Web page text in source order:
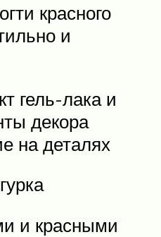
красного
и
гель-лака и
декора
на деталях
и красными